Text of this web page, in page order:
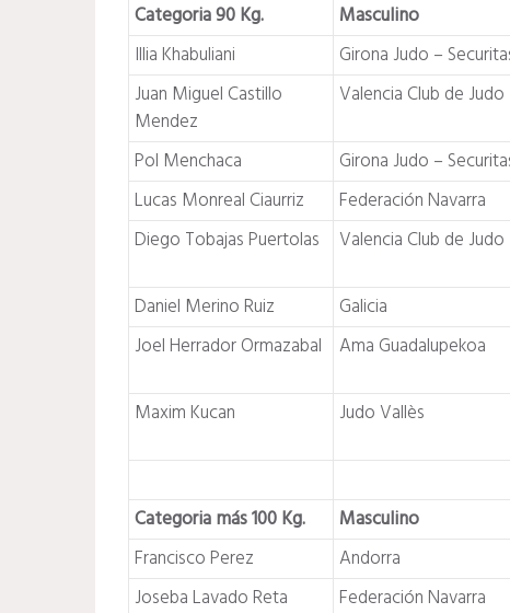
Categoria 90 Kg. Masculino
Illia Khabuliani
Girona Judo –
Juan Miguel Castillo
Mendez
Valencia Club de Judo
Pol Menchaca
Girona Judo –
Lucas Monreal Ciaurriz
Federación Navarra
Diego Tobajas Puertolas
Valencia Club de Judo
Daniel Merino Ruiz Galicia
Joel Herrador Ormazabal
Ama Guadalupekoa
Maxim Kucan Judo Vallès
Categoria más 100 Kg.
Masculino
Francisco Perez
Andorra
Joseba Lavado Reta
Federación Navarra